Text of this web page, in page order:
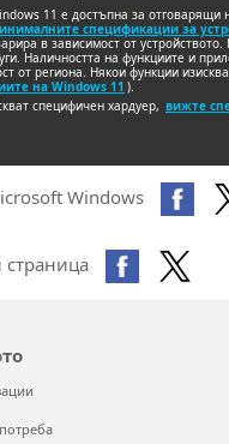
11 е достъпна за отговарящи
спецификации за
в зависимост от
Наличността на функциите и
от региона. Някои функции
на Windows 11 ).
специфичен хардуер, вижте
Windows
страница